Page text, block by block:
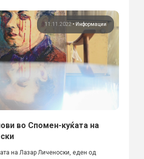
11.11.2022•Информации
во Спомен-куќата на
на Лазар Личеноски, еден од